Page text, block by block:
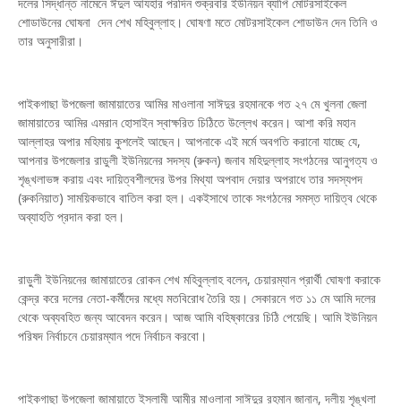
শোডাউনের ঘোষনা দেন শেখ মহিবুল্লাহ। ঘোষণা মতে মোটরসাইকেল শোডাউন দেন তিনি ও
তার অনুসারীরা।
পাইকগাছা উপজেলা জামায়াতের আমির মাওলানা সাঈদুর রহমানকে গত ২৭ মে খুলনা জেলা
জামায়াতের আমির এমরান হোসাইন স্বাক্ষরিত চিঠিতে উল্লেখ করেন। আশা করি মহান
আল্লাহর অপার মহিমায় কুশলেই আছেন। আপনাকে এই মর্মে অবগতি করানো যাচ্ছে যে,
আপনার উপজেলার রাডুলী ইউনিয়নের সদস্য (রুকন) জনাব মহিদুল্লাহ সংগঠনের আনুগত্য ও
শৃঙ্খলাভঙ্গ করায় এবং দায়িত্বশীলদের উপর মিথ্যা অপবাদ দেয়ার অপরাধে তার সদস্যপদ
(রুকনিয়াত) সাময়িকভাবে বাতিল করা হল। একইসাথে তাকে সংগঠনের সমস্ত দায়িত্ব থেকে
অব্যাহতি প্রদান করা হল।
রাড়ুলী ইউনিয়নের জামায়াতের রোকন শেখ মহিবুল্লাহ বলেন, চেয়ারম্যান প্রার্থী ঘোষণা করাকে
কেন্দ্র করে দলের নেতা-কর্মীদের মধ্যে মতবিরোধ তৈরি হয়। সেকারনে গত ১১ মে আমি দলের
থেকে অব্যবহিত জন্য আবেদন করেন। আজ আমি বহিষ্কারের চিঠি পেয়েছি। আমি ইউনিয়ন
পরিষদ নির্বাচনে চেয়ারম্যান পদে নির্বাচন করবো।
পাইকগাছা উপজেলা জামায়াতে ইসলামী আমীর মাওলানা সাঈদুর রহমান জানান, দলীয় শৃঙ্খলা